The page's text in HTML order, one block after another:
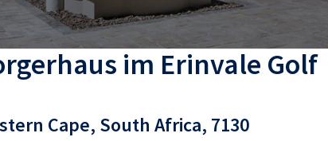
im Erinvale Golf
Cape, South Africa, 7130